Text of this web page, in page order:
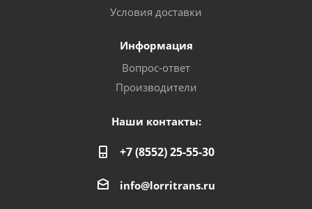
Условия доставки
Информация
Вопрос-ответ
Производители
Наши контакты:
+7 (8552) 25-55-30
info@lorritrans.ru